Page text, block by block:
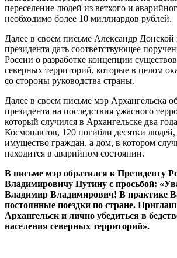
переселение людей из ветхого и
необходимо более 10 миллиардов рублей.
Далее в своем письме Александр Донской
президента дать соответствующее
России о разработке концепции
северных территорий, которые в целом
со стороны руководства страны.
Далее в своем письме мэр Архангельска
президента на последствия ужасного
который случился в Архангельске два
Космонавтов, 120 погибли десятки людей,
имущество граждан, а дом, в котором
находится в аварийном состоянии.
В письме мэр обратился к Президенту
Владимировичу Путину с просьбой:
Владимир Владимирович! В практике
постоянные поездки по стране.
Архангельск и лично убедиться в
населения северных территорий».